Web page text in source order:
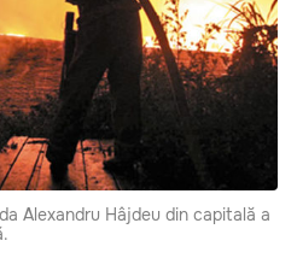
Alexandru Hâjdeu din capitală a